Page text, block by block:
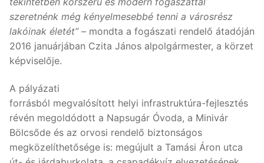
szeretnénk még kényelmesebbé tenni a városrész
lakóinak életét”– mondta a fogászati rendelő átadóján
2016 januárjában Czita János alpolgármester, a körzet
képviselője.
A pályázati
forrásból megvalósított helyi infrastruktúra-fejlesztés
révén megoldódott a Napsugár Óvoda, a Minivár
Bölcsőde és az orvosi rendelő biztonságos
megközelíthetősége is: megújult a Tamási Áron utca